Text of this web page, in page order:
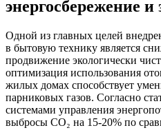
энергосбережение
Одной из главных целей
в бытовую технику является
продвижение экологически
оптимизация использования
жилых домах способствует
парниковых газов. Согласно
системами управления
выбросы CO₂ на 15-20% по